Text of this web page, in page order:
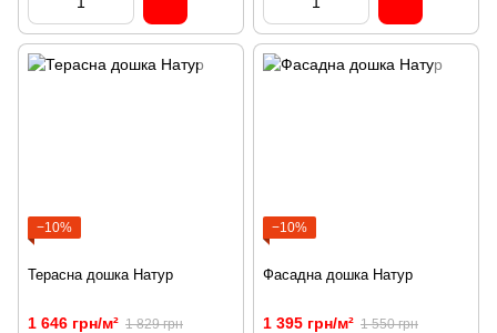
−10%
Терасна дошка Натур
1 646 грн/м² 1 829 грн
−10%
Фасадна дошка Натур
1 395 грн/м² 1 550 грн